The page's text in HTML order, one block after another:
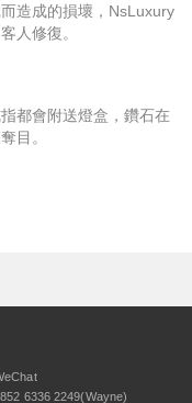
造成的損壞，NsLuxury
人修復。
都會附送燈盒，鑽石在
目。
6336 2249(Wayne)